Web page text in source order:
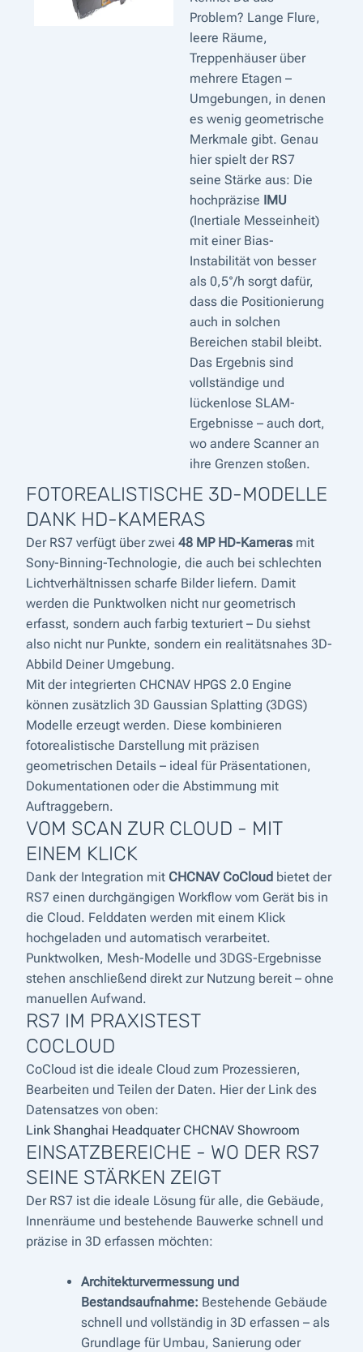
Problem? Lange Flure,
leere Räume,
Treppenhäuser über
mehrere Etagen –
Umgebungen, in denen
es wenig geometrische
Merkmale gibt. Genau
hier spielt der RS7
seine Stärke aus: Die
hochpräzise IMU
(Inertiale Messeinheit)
mit einer Bias-
Instabilität von besser
als 0,5°/h sorgt dafür,
dass die Positionierung
auch in solchen
Bereichen stabil bleibt.
Das Ergebnis sind
vollständige und
lückenlose SLAM-
Ergebnisse – auch dort,
wo andere Scanner an
ihre Grenzen stoßen.
FOTOREALISTISCHE 3D-MODELLE
DANK HD-KAMERAS
Der RS7 verfügt über zwei 48 MP HD-Kameras mit
Sony-Binning-Technologie, die auch bei schlechten
Lichtverhältnissen scharfe Bilder liefern. Damit
werden die Punktwolken nicht nur geometrisch
erfasst, sondern auch farbig texturiert – Du siehst
also nicht nur Punkte, sondern ein realitätsnahes 3D-
Abbild Deiner Umgebung.
Mit der integrierten CHCNAV HPGS 2.0 Engine
können zusätzlich 3D Gaussian Splatting (3DGS)
Modelle erzeugt werden. Diese kombinieren
fotorealistische Darstellung mit präzisen
geometrischen Details – ideal für Präsentationen,
Dokumentationen oder die Abstimmung mit
Auftraggebern.
VOM SCAN ZUR CLOUD - MIT
EINEM KLICK
Dank der Integration mit CHCNAV CoCloud bietet der
RS7 einen durchgängigen Workflow vom Gerät bis in
die Cloud. Felddaten werden mit einem Klick
hochgeladen und automatisch verarbeitet.
Punktwolken, Mesh-Modelle und 3DGS-Ergebnisse
stehen anschließend direkt zur Nutzung bereit – ohne
manuellen Aufwand.
RS7 IM PRAXISTEST
COCLOUD
CoCloud ist die ideale Cloud zum Prozessieren,
Bearbeiten und Teilen der Daten. Hier der Link des
Datensatzes von oben:
Link Shanghai Headquater CHCNAV Showroom
EINSATZBEREICHE - WO DER RS7
SEINE STÄRKEN ZEIGT
Der RS7 ist die ideale Lösung für alle, die Gebäude,
Innenräume und bestehende Bauwerke schnell und
präzise in 3D erfassen möchten:
Architekturvermessung und
Bestandsaufnahme: Bestehende Gebäude
schnell und vollständig in 3D erfassen – als
Grundlage für Umbau, Sanierung oder